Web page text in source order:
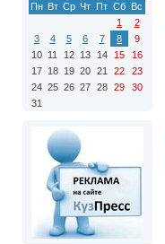
Пн Вт Ср Чт Пт Сб Вс
1
2
3
4 5 6 7 8
9
10 11 12 13 14 15
16
17 18 19 20 21 22
23
24 25 26 27 28 29
30
31